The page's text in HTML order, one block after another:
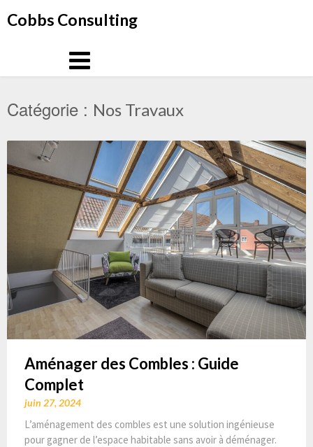
auCobbs Consulting
Catégorie : Nos Travaux
Aménager des Combles : Guide
Complet
juin 27, 2024
L’aménagement des combles est une solution ingénieuse
pour gagner de l’espace habitable sans avoir à déménager.